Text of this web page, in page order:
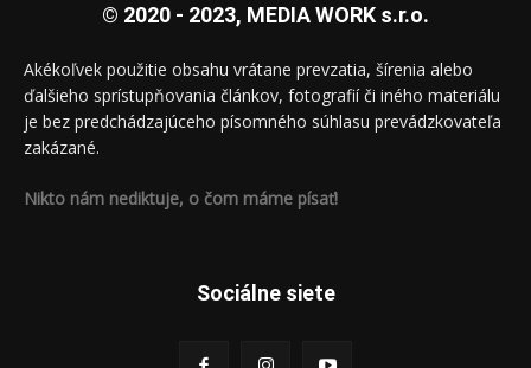
© 2020 - 2023, MEDIA WORK s.r.o.
Akékoľvek použitie obsahu vrátane prevzatia, šírenia alebo
ďalšieho sprístupňovania článkov, fotografií či iného materiálu
je bez predchádzajúceho písomného súhlasu prevádzkovateľa
zakázané.
Nikto nám nediktuje, o čom máme písať!
Sociálne siete